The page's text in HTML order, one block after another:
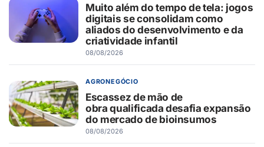
Muito além do tempo de tela: jogos
digitais se consolidam como
aliados do desenvolvimento e da
criatividade infantil
08/08/2026
AGRONEGÓCIO
Escassez de mão de
obra qualificada desafia expansão
do mercado de bioinsumos
08/08/2026